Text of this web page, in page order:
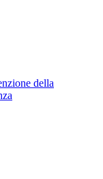
della